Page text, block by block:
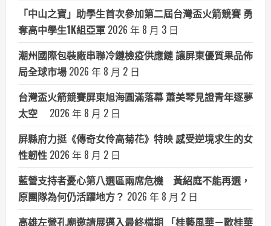
「中山之寶」助學生首次參加第二屆台灣盃火箭競賽 勇
奪高中學生1K組亞軍 2026 年 8 月 3 日
潮州國際包裝廠串聯冷鏈檢疫供應鏈 讓屏東優質果品佈
局全球市場 2026 年 8 月 2 日
台灣盃火箭競賽屏東旭海圓滿落幕 蕭美琴見證青年逐夢
太空
2026 年 8 月 2 日
屏縣府力挺《傳奇女伶高菊花》特映 感受逆境求生的女
性韌性 2026 年 8 月 2 日
藍營支持者憂心第八選區兩席危機 黃紹庭不能再選，
原團隊為何仍活躍地方？ 2026 年 8 月 2 日
高雄左營孔廟邀請展邁入最終檔期 「桂藝風華－歐桂華